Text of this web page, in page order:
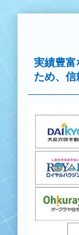
実績豊富
ため、信